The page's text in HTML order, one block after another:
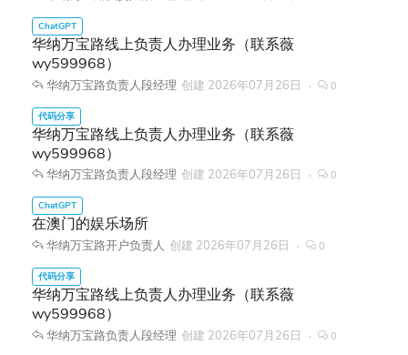
华纳万宝路线上负责人办理业务（联系薇
wy599968）
华纳万宝路负责人段经理 创建 2026年07月26日 0
华纳万宝路线上负责人办理业务（联系薇
wy599968）
华纳万宝路负责人段经理 创建 2026年07月26日 0
在澳门的娱乐场所
华纳万宝路开户负责人 创建 2026年07月26日 0
华纳万宝路线上负责人办理业务（联系薇
wy599968）
华纳万宝路负责人段经理 创建 2026年07月26日 0